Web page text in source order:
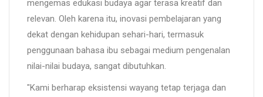
mengemas edukasi budaya agar terasa kreatif dan
relevan. Oleh karena itu, inovasi pembelajaran yang
dekat dengan kehidupan sehari-hari, termasuk
penggunaan bahasa ibu sebagai medium pengenalan
nilai-nilai budaya, sangat dibutuhkan.
"Kami berharap eksistensi wayang tetap terjaga dan